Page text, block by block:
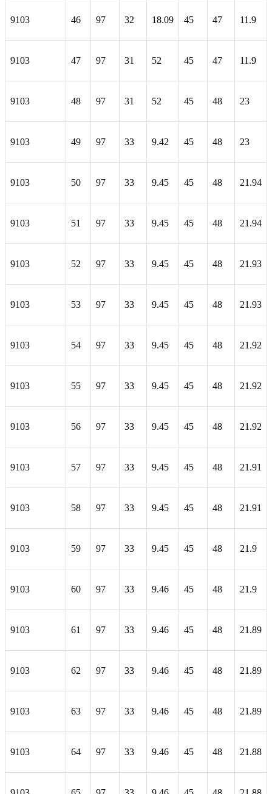
9103 46 97 32 18.09 45 47 11.9
9103 47 97 31 52 45 47 11.9
9103 48 97 31 52 45 48 23
9103 49 97 33 9.42 45 48 23
9103 50 97 33 9.45 45 48 21.94
9103 51 97 33 9.45 45 48 21.94
9103 52 97 33 9.45 45 48 21.93
9103 53 97 33 9.45 45 48 21.93
9103 54 97 33 9.45 45 48 21.92
9103 55 97 33 9.45 45 48 21.92
9103 56 97 33 9.45 45 48 21.92
9103 57 97 33 9.45 45 48 21.91
9103 58 97 33 9.45 45 48 21.91
9103 59 97 33 9.45 45 48 21.9
9103 60 97 33 9.46 45 48 21.9
9103 61 97 33 9.46 45 48 21.89
9103 62 97 33 9.46 45 48 21.89
9103 63 97 33 9.46 45 48 21.89
9103 64 97 33 9.46 45 48 21.88